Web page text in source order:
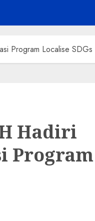
Program Localise SDGs
Hadiri
Program